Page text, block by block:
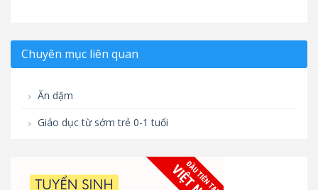
Chuyên mục liên quan
Ăn dặm
Giáo dục từ sớm trẻ 0-1 tuổi